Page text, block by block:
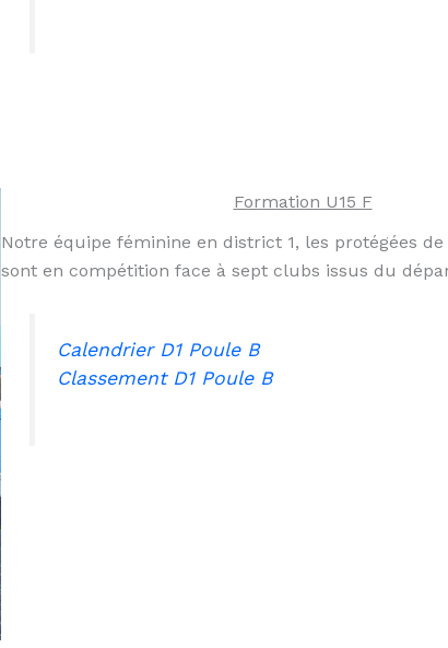
Formation U15 F
Notre équipe féminine en district 1, les protégées de
sont en compétition face à sept clubs issus du
Calendrier D1 Poule B
Classement D1 Poule B